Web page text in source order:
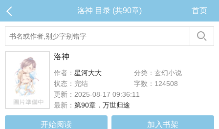
洛神 目录 (共90章) 首页
洛神
作者： 星河大大
分类：玄幻小说
状态：完结
字数：124508
更新：2025-08-17 09:36:11
最新： 第90章．万世归途
开始阅读 加入书架